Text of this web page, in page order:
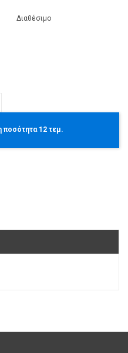
Διαθέσιμο
ποσότητα 12 τεμ.